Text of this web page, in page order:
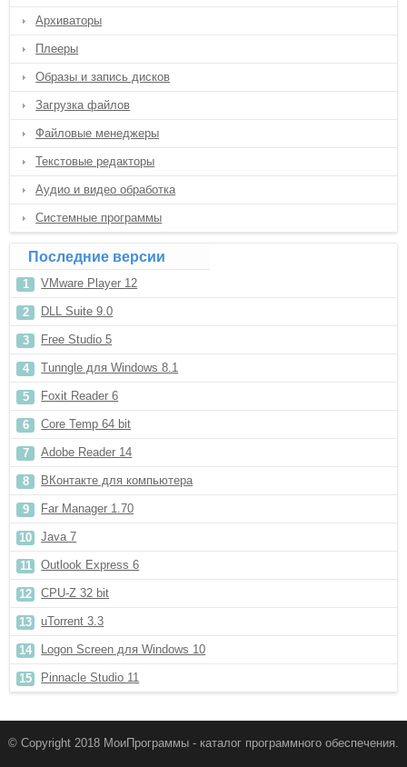
Архиваторы
Плееры
Образы и запись дисков
Загрузка файлов
Файловые менеджеры
Текстовые редакторы
Аудио и видео обработка
Системные программы
Последние версии
VMware Player 12
DLL Suite 9.0
Free Studio 5
Tunngle для Windows 8.1
Foxit Reader 6
Core Temp 64 bit
Adobe Reader 14
ВКонтакте для компьютера
Far Manager 1.70
Java 7
Outlook Express 6
CPU-Z 32 bit
uTorrent 3.3
Logon Screen для Windows 10
Pinnacle Studio 11
© Copyright 2018 МоиПрограммы - каталог программного обеспечения.